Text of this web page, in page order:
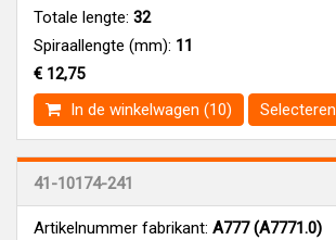
Totale lengte: 32
Spiraallengte (mm): 11
€ 12,75
In de winkelwagen (10)
Selecteren
41-10174-241
Artikelnummer fabrikant: A777 (A7771.0)